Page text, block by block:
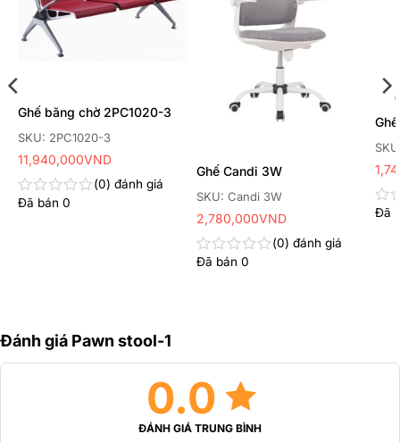
SKU: 2PC1020-3
Ghế băng chờ 2PC1020-3
Được
0
đánh giá
Đã bán 0
11,940,000VND
SKU: Candi 3W
Ghế Candi 3W
Được
0
đánh giá
Đã bán 0
2,780,000VND Đã
Đánh giá Pawn stool-1
0.0
ĐÁNH GIÁ TRUNG BÌNH